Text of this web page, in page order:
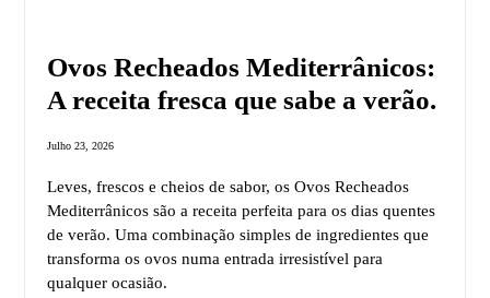
Ovos Recheados Mediterrânicos:
A receita fresca que sabe a verão.
Julho 23, 2026
Leves, frescos e cheios de sabor, os Ovos Recheados
Mediterrânicos são a receita perfeita para os dias quentes
de verão. Uma combinação simples de ingredientes que
transforma os ovos numa entrada irresistível para
qualquer ocasião.